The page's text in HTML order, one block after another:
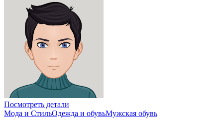
Посмотреть детали
Мода и СтильОдежда и обувьМужская обувь